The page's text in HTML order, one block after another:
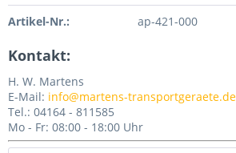
Artikel-Nr.: ap-421-000
Kontakt:
H. W. Martens
E-Mail: info@martens-transportgeraete.de
Tel.: 04164 - 811585
Mo - Fr: 08:00 - 18:00 Uhr